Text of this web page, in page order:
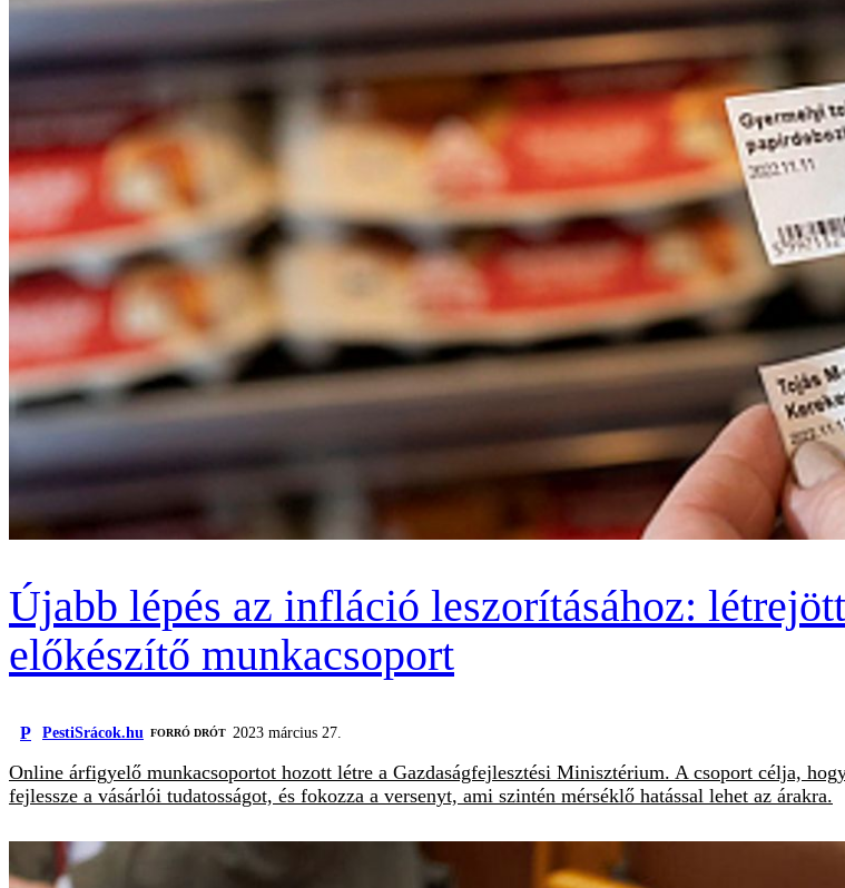
Újabb lépés az infláció leszorításához:
előkészítő munkacsoport
P PestiSrácok.hu FORRÓ DRÓT 2023 március 27.
Online árfigyelő munkacsoportot hozott létre a Gazdaságfejlesztési Minisztérium. A csoport célja,
fejlessze a vásárlói tudatosságot, és fokozza a versenyt, ami szintén mérséklő hatással lehet az árakra.